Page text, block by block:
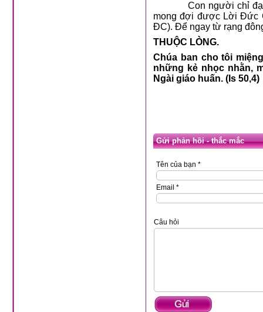
Con người chỉ đạt
mong đợi được Lời Đức
ĐC). Để ngay từ rạng
THUỘC LÒNG.
Chúa ban cho tôi
những kẻ nhọc nhằn,
Ngài giáo huấn. (Is 50,4)
Gửi phản hồi - thắc mắc
Tên của bạn *
Email *
Câu hỏi